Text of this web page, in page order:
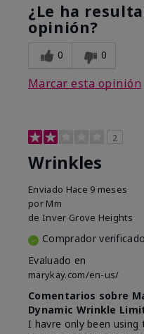
¿Le ha
opinión?
0 0
Marcar esta opinión
2
Wrinkles
Enviado Hace 9 meses
por Mm
de Inver Grove Heights
Comprador verificado
Evaluado en
marykay.com/en-us/
Comentarios sobre
Dynamic Wrinkle
I havre only been